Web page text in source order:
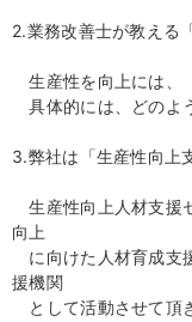
2.業務改善士が教える
生産性を向上には、
具体的には、どのよ
3.弊社は「生産性向上
生産性向上人材支援
向上
に向けた人材育成支
援機関
として活動させて頂